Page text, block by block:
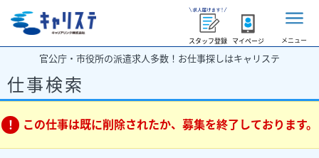
スタッフ登録 マイページ メニュー
官公庁・市役所の派遣求人多数！お仕事探しはキャリステ
仕事検索
この仕事は既に削除されたか、募集を終了しております。